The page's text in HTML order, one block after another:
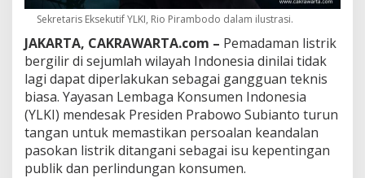
a
n
,
P
e
m
a
d
m
a
n
Sekretaris Eksekutif YLKI, Rio Pirambodo dalam ilustrasi.
JAKARTA, CAKRAWARTA.com – Pemadaman listrik
bergilir di sejumlah wilayah Indonesia dinilai tidak
lagi dapat diperlakukan sebagai gangguan teknis
biasa. Yayasan Lembaga Konsumen Indonesia
(YLKI) mendesak Presiden Prabowo Subianto turun
tangan untuk memastikan persoalan keandalan
pasokan listrik ditangani sebagai isu kepentingan
publik dan perlindungan konsumen.